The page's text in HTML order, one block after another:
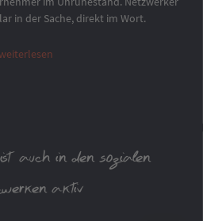
in der Sache, direkt im Wort.
auch in den sozialen
aktiv